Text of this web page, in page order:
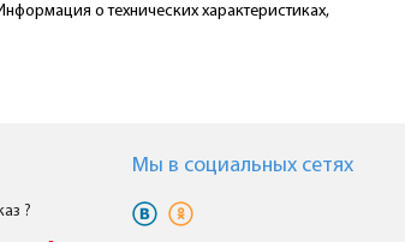
о технических характеристиках,
?
Мы в cоциальных сетях